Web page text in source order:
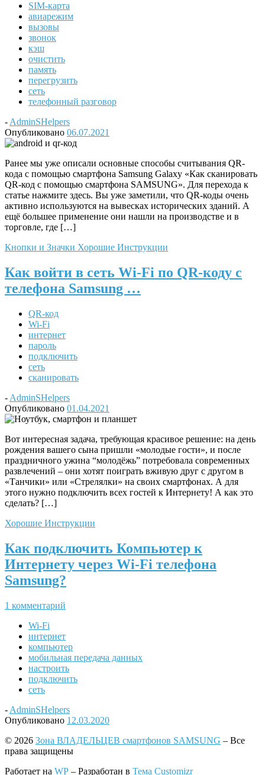
SIM-карта
авиарежим
вызовы
звонок
кэш
очистить
память
перегрузить
сеть
телефонный разговор
- AdminSHelpers
Опубликовано 06.07.2021
Ранее мы уже описали основные способы считывания QR-
кода с помощью смартфона Samsung Galaxy «Как сканировать
QR-код с помощью смартфона SAMSUNG». Для перехода к
статье нажмите здесь. Вы уже заметили, что QR-коды очень
активно используются на вывесках исторических зданий. А
ещё большее применение они нашли на производстве и в
торговле, где […]
Кнопки и Значки Хорошие Инструкции
Как войти в сеть Wi-Fi по QR-коду с
телефона Samsung …
QR-код
Wi-Fi
интернет
пароль
подключить
сеть
сканировать
- AdminSHelpers
Опубликовано 01.04.2021
Вот интересная задача, требующая красивое решение: на день
рождения вашего сына пришли «молодые гости», и после
праздничного ужина “молодёжь” потребовала современных
развлечений – они хотят поиграть вживую друг с другом в
«Танчики» или «Стрелялки» на своих смартфонах. А для
этого нужно подключить всех гостей к Интернету! А как это
сделать? […]
Хорошие Инструкции
Как подключить Компьютер к
Интернету через Wi-Fi телефона
Samsung?
1 комментарий
Wi-Fi
интернет
компьютер
мобильная передача данных
настроить
подключить
сеть
- AdminSHelpers
Опубликовано 12.03.2020
© 2026 Зона ВЛАДЕЛЬЦЕВ смартфонов SAMSUNG – Все
права защищены
Работает на WP – Разработан в Тема Customizr